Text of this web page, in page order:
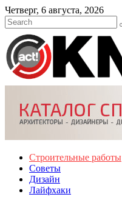
Skip
to
content
Четверг, 6 августа, 2026
Строительные работы
Советы
Дизайн
Лайфхаки